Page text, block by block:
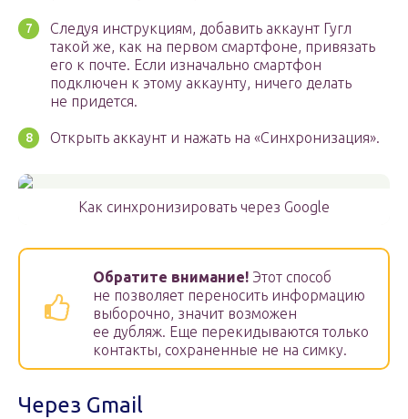
Следуя инструкциям, добавить аккаунт Гугл
такой же, как на первом смартфоне, привязать
его к почте. Если изначально смартфон
подключен к этому аккаунту, ничего делать
не придется.
Открыть аккаунт и нажать на «Синхронизация».
Как синхронизировать через Google
Обратите внимание! Этот способ
не позволяет переносить информацию
выборочно, значит возможен
ее дубляж. Еще перекидываются только
контакты, сохраненные не на симку.
Через Gmail